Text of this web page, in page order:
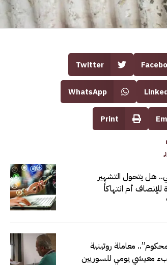
Twitter
WhatsApp
Print
هل يتحول التشهير
للإنصاف أم انتهاكاً
معاملة روتينية
معيشي يومي للسوريين